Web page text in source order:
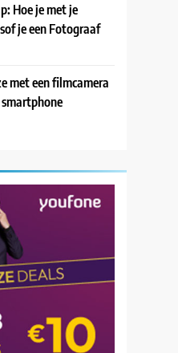
Hoe je met je
je een Fotograaf
met een filmcamera
smartphone